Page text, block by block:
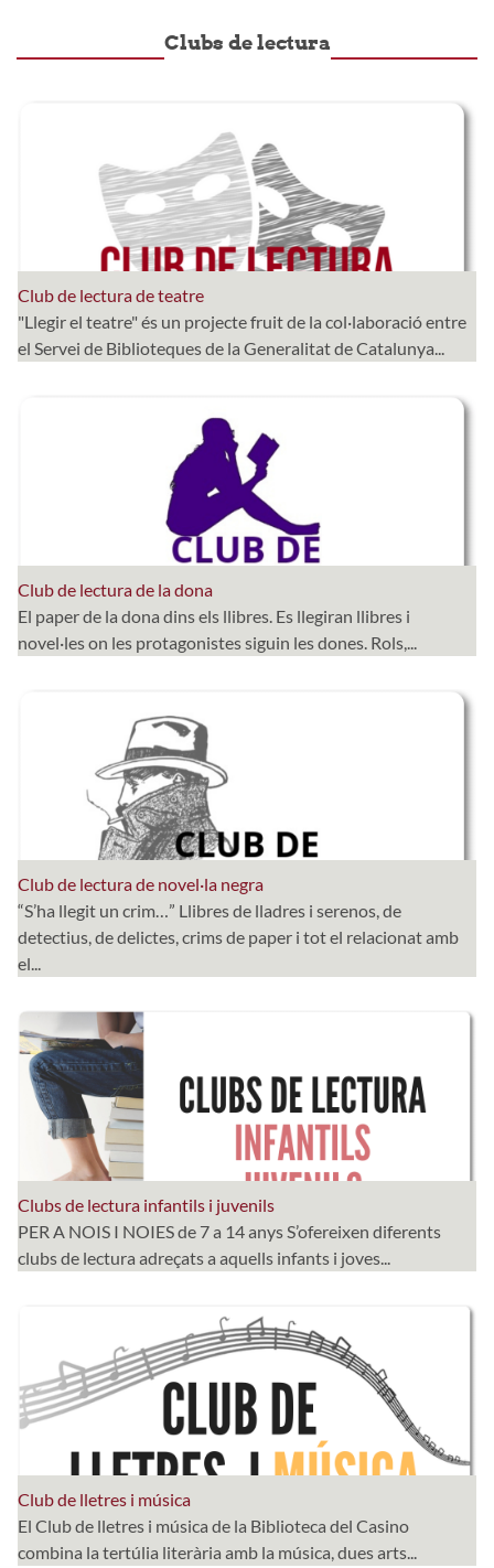
Clubs de lectura
Club de lectura de teatre
"Llegir el teatre" és un projecte fruit de la col·laboració entre
el Servei de Biblioteques de la Generalitat de Catalunya...
Club de lectura de la dona
El paper de la dona dins els llibres. Es llegiran llibres i
novel·les on les protagonistes siguin les dones. Rols,...
Club de lectura de novel·la negra
“S’ha llegit un crim…” Llibres de lladres i serenos, de
detectius, de delictes, crims de paper i tot el relacionat amb
el...
Clubs de lectura infantils i juvenils
PER A NOIS I NOIES de 7 a 14 anys S’ofereixen diferents
clubs de lectura adreçats a aquells infants i joves...
Club de lletres i música
El Club de lletres i música de la Biblioteca del Casino
combina la tertúlia literària amb la música, dues arts...